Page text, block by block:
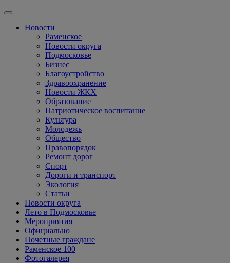
Новости
Раменское
Новости округа
Подмосковье
Бизнес
Благоустройство
Здравоохранение
Новости ЖКХ
Образование
Патриотическое воспитание
Культура
Молодежь
Общество
Правопорядок
Ремонт дорог
Спорт
Дороги и транспорт
Экология
Статьи
Новости округа
Лето в Подмосковье
Мероприятия
Официально
Почетные граждане
Раменское 100
Фотогалерея